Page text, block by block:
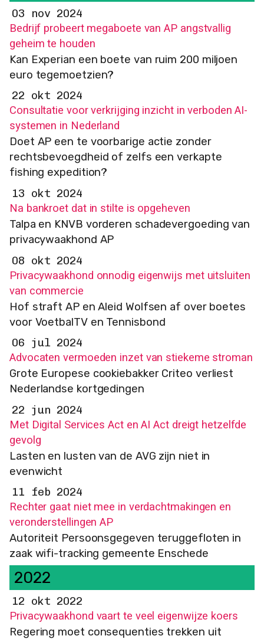
03 nov 2024
Bedrijf probeert megaboete van AP angstvallig
geheim te houden
Kan Experian een boete van ruim 200 miljoen
euro tegemoetzien?
22 okt 2024
Consultatie voor verkrijging inzicht in verboden AI-
systemen in Nederland
Doet AP een te voorbarige actie zonder
rechtsbevoegdheid of zelfs een verkapte
fishing expedition?
13 okt 2024
Na bankroet dat in stilte is opgeheven
Talpa en KNVB vorderen schadevergoeding van
privacywaakhond AP
08 okt 2024
Privacywaakhond onnodig eigenwijs met uitsluiten
van commercie
Hof straft AP en Aleid Wolfsen af over boetes
voor VoetbalTV en Tennisbond
06 jul 2024
Advocaten vermoeden inzet van stiekeme stroman
Grote Europese cookiebakker Criteo verliest
Nederlandse kortgedingen
22 jun 2024
Met Digital Services Act en AI Act dreigt hetzelfde
gevolg
Lasten en lusten van de AVG zijn niet in
evenwicht
11 feb 2024
Rechter gaat niet mee in verdachtmakingen en
veronderstellingen AP
Autoriteit Persoonsgegeven teruggefloten in
zaak wifi-tracking gemeente Enschede
2022
12 okt 2022
Privacywaakhond vaart te veel eigenwijze koers
Regering moet consequenties trekken uit